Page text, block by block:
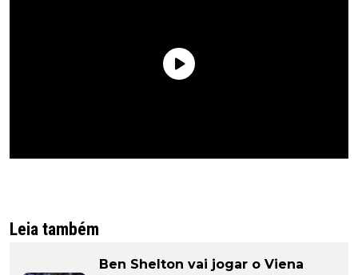
Leia também
Ben Shelton vai jogar o Viena